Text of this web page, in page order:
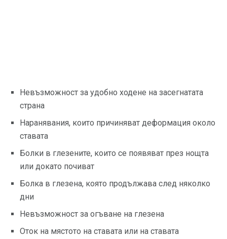
Невъзможност за удобно ходене на засегнатата
страна
Наранявания, които причиняват деформация около
ставата
Болки в глезените, които се появяват през нощта
или докато почиват
Болка в глезена, която продължава след няколко
дни
Невъзможност за огъване на глезена
Оток на мястото на ставата или на ставата